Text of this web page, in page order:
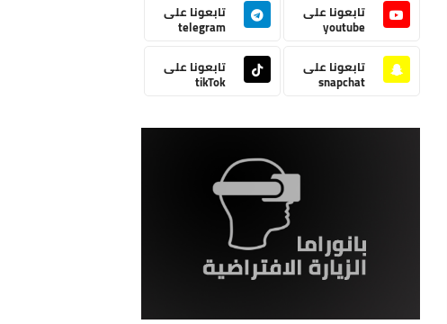
تابعونا على
youtube
تابعونا على
telegram
تابعونا على
snapchat
تابعونا على
tikTok